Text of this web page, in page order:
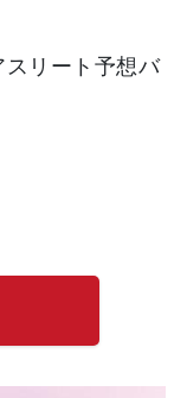
スリート予想バ